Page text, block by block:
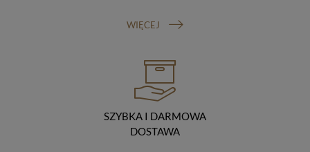
Twoje dane osobowe możemy udostępniać
poleceniami. Przekazujemy Twoje dane poza teren
Okres przechowywania danych
udzielonej przez Ciebie zgody.
WIĘCEJ
SZYBKA I DARMOWA
DOSTAWA